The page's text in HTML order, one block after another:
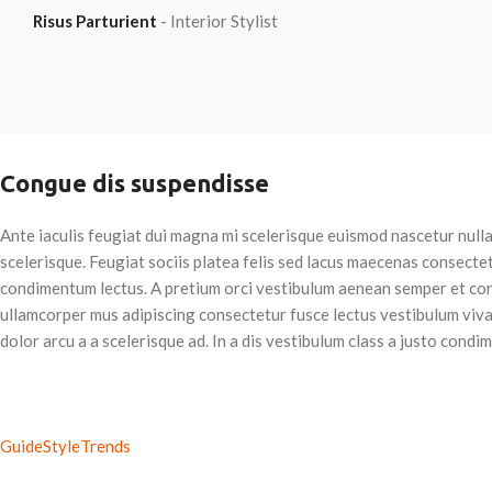
Risus Parturient Interior Stylist
Congue dis suspendisse
Ante iaculis feugiat dui magna mi scelerisque euismod nascetur
scelerisque. Feugiat sociis platea felis sed lacus maecenas
condimentum lectus. A pretium orci vestibulum aenean semper et
ullamcorper mus adipiscing consectetur fusce lectus vestibulum
dolor arcu a a scelerisque ad. In a dis vestibulum class a justo
GuideStyleTrends